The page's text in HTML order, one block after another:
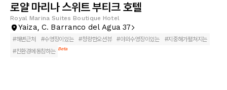
로얄 마리나 스위트 부티크 호텔
Royal Marina Suites Boutique Hotel
Yaiza, C. Barranco del Agua 37
#해변근처 #수영장이있는 #청량한오션뷰 #야외수영장이있는 #지중해가펼쳐지는
#친환경에동참하는 Beta